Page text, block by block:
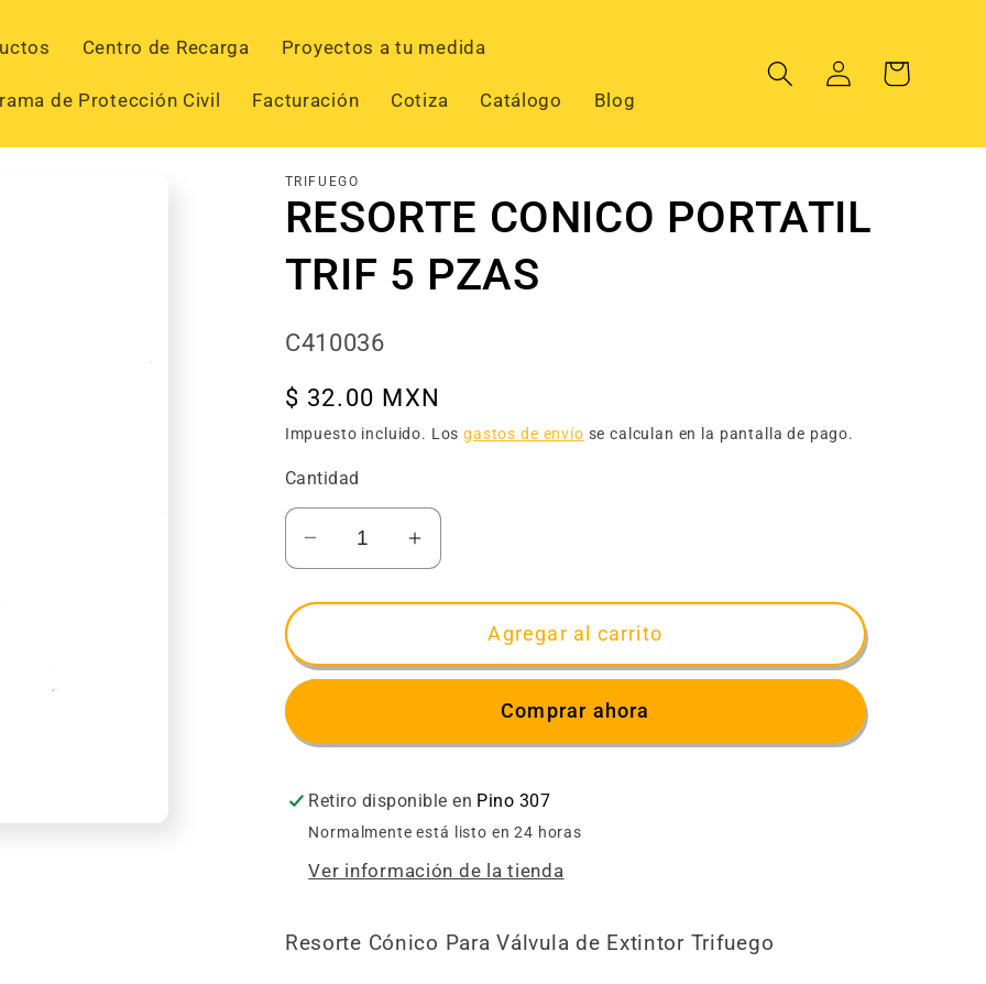
Centro de Recarga Proyectos a tu medida
de Protección Civil Facturación Cotiza Catálogo Blog
Iniciar
sesión
Carrito
TRIFUEGO
RESORTE CONICO PORTATIL
TRIF 5 PZAS
SKU:
C410036
Precio
habitual
$ 32.00 MXN
Impuesto incluido. Losgastos de envío se calculan en la pantalla de pago.
Cantidad
Reducir
cantidad
para
CONICO
5
Aumentar
cantidad
para
RESORTE
CONICO
5
Agregar al carrito
Comprar ahora
Retiro disponible en Pino 307
Normalmente está listo en 24 horas
Ver información de la tienda
Resorte Cónico Para Válvula de Extintor Trifuego